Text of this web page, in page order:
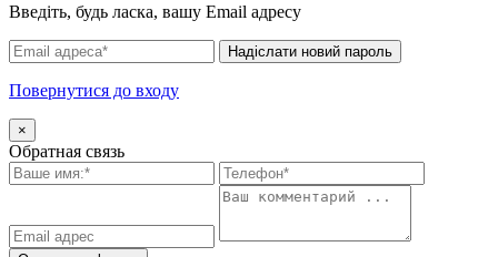
Введіть, будь ласка, вашу Email адресу
Надіслати новий пароль
Повернутися до входу
×
Обратная связь